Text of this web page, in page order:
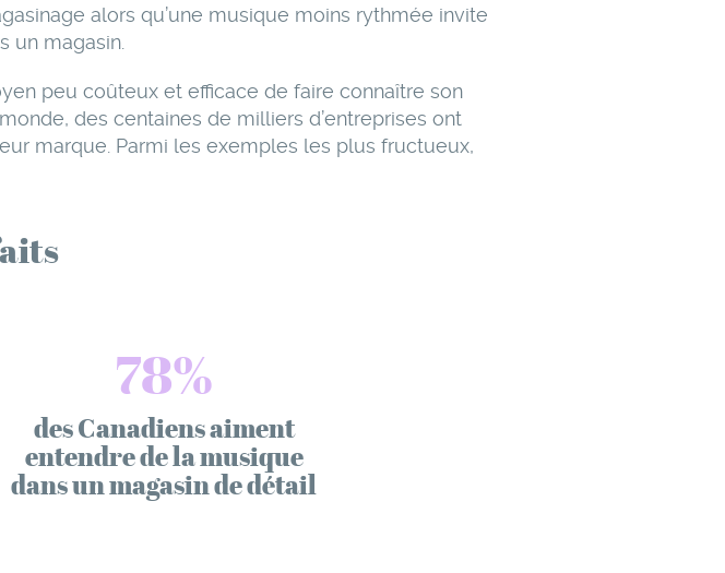
alors qu’une musique moins rythmée invite
un magasin.
peu coûteux et efficace de faire connaître son
des centaines de milliers d’entreprises ont
marque. Parmi les exemples les plus fructueux,
78%
des Canadiens aiment
entendre de la musique
dans un magasin de détail